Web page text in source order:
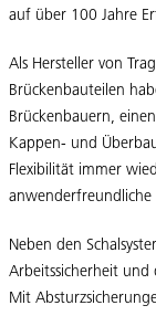
auf über 100 Jahre
Als Hersteller von
Brückenbauteilen
Brückenbauern,
Kappen- und
Flexibilität immer
anwenderfreundliche
Neben den
Arbeitssicherheit und
Mit